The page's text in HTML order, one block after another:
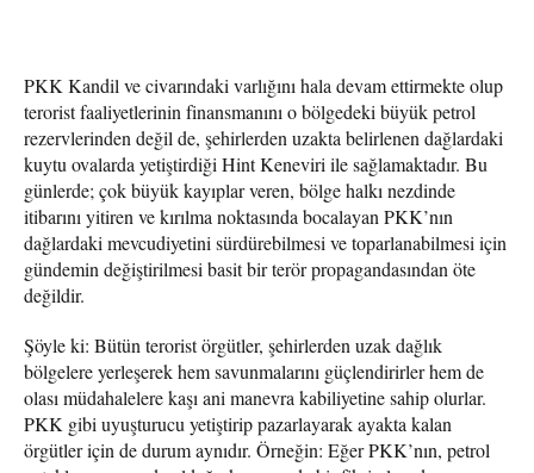
PKK Kandil ve civarındaki varlığını hala devam ettirmekte olup
terorist faaliyetlerinin finansmanını o bölgedeki büyük petrol
rezervlerinden değil de, şehirlerden uzakta belirlenen dağlardaki
kuytu ovalarda yetiştirdiği Hint Keneviri ile sağlamaktadır. Bu
günlerde; çok büyük kayıplar veren, bölge halkı nezdinde
itibarını yitiren ve kırılma noktasında bocalayan PKK’nın
dağlardaki mevcudiyetini sürdürebilmesi ve toparlanabilmesi için
gündemin değiştirilmesi basit bir terör propagandasından öte
değildir.
Şöyle ki: Bütün terorist örgütler, şehirlerden uzak dağlık
bölgelere yerleşerek hem savunmalarını güçlendirirler hem de
olası müdahalelere kaşı ani manevra kabiliyetine sahip olurlar.
PKK gibi uyuşturucu yetiştirip pazarlayarak ayakta kalan
örgütler için de durum aynıdır. Örneğin: Eğer PKK’nın, petrol